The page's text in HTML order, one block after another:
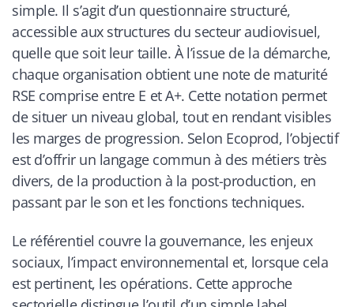
simple. Il s’agit d’un questionnaire structuré,
accessible aux structures du secteur audiovisuel,
quelle que soit leur taille. À l’issue de la démarche,
chaque organisation obtient une note de maturité
RSE comprise entre E et A+. Cette notation permet
de situer un niveau global, tout en rendant visibles
les marges de progression. Selon Ecoprod, l’objectif
est d’offrir un langage commun à des métiers très
divers, de la production à la post-production, en
passant par le son et les fonctions techniques.
Le référentiel couvre la gouvernance, les enjeux
sociaux, l’impact environnemental et, lorsque cela
est pertinent, les opérations. Cette approche